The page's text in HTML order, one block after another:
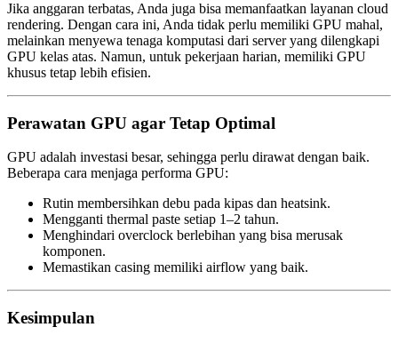
Jika anggaran terbatas, Anda juga bisa memanfaatkan layanan cloud
rendering. Dengan cara ini, Anda tidak perlu memiliki GPU mahal,
melainkan menyewa tenaga komputasi dari server yang dilengkapi
GPU kelas atas. Namun, untuk pekerjaan harian, memiliki GPU
khusus tetap lebih efisien.
Perawatan GPU agar Tetap Optimal
GPU adalah investasi besar, sehingga perlu dirawat dengan baik.
Beberapa cara menjaga performa GPU:
Rutin membersihkan debu pada kipas dan heatsink.
Mengganti thermal paste setiap 1–2 tahun.
Menghindari overclock berlebihan yang bisa merusak
komponen.
Memastikan casing memiliki airflow yang baik.
Kesimpulan